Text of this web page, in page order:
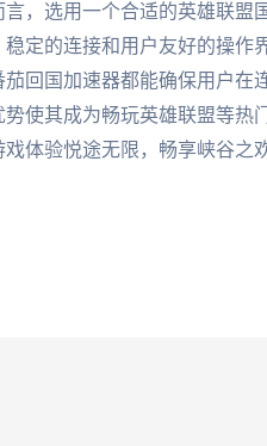
，选用一个合适的英雄联盟
定的连接和用户友好的操
回国加速器都能确保用户
使其成为畅玩英雄联盟等
体验悦途无限，畅享峡谷之欢